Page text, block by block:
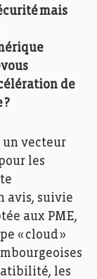
mais
de
?
un vecteur
les
avis, suivie
aux PME,
« cloud»
les